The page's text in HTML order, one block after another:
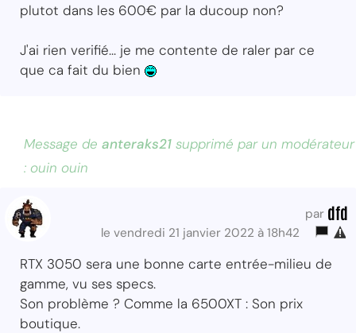
plutot dans les 600€ par la ducoup non?
J'ai rien verifié... je me contente de raler par ce
que ca fait du bien
Message de anteraks21 supprimé par un modérateur
: ouin ouin
par dfd
le vendredi 21 janvier 2022 à 18h42
RTX 3050 sera une bonne carte entrée-milieu de
gamme, vu ses specs.
Son problème ? Comme la 6500XT : Son prix
boutique.